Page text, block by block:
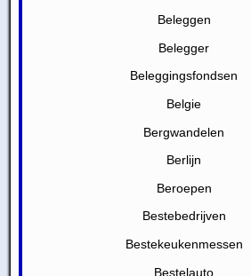
Beleggen
Belegger
Beleggingsfondsen
Belgie
Bergwandelen
Berlijn
Beroepen
Bestebedrijven
Bestekeukenmessen
Bestelauto